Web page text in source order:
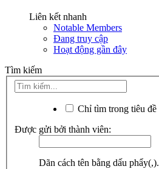
Liên kết nhanh
Notable Members
Đang truy cập
Hoạt động gần đây
Tìm kiếm
Chỉ tìm trong tiêu đề
Được gửi bởi thành viên:
Dãn cách tên bằng dấu phẩy(,).